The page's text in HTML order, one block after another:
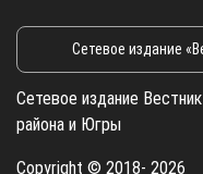
Сетевое издание
Сетевое издание
района и Югры
Copyright © 2018- 2026